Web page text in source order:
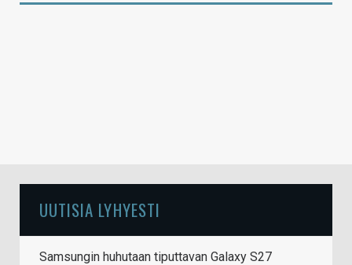
UUTISIA LYHYESTI
Samsungin huhutaan tiputtavan Galaxy S27